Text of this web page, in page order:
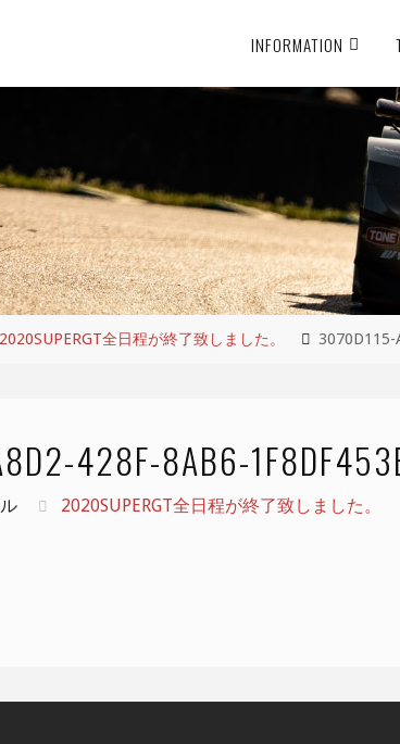
INFORMATION
2020SUPERGT全日程が終了致しました。 3070D115-
428F-8AB6-
2020SUPERGT全日程が終了致しました。